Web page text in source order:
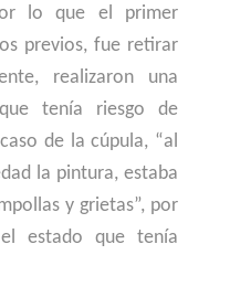
lo que el primer
previos, fue retirar
realizaron una
tenía riesgo de
de la cúpula, “al
la pintura, estaba
y grietas”, por
estado que tenía